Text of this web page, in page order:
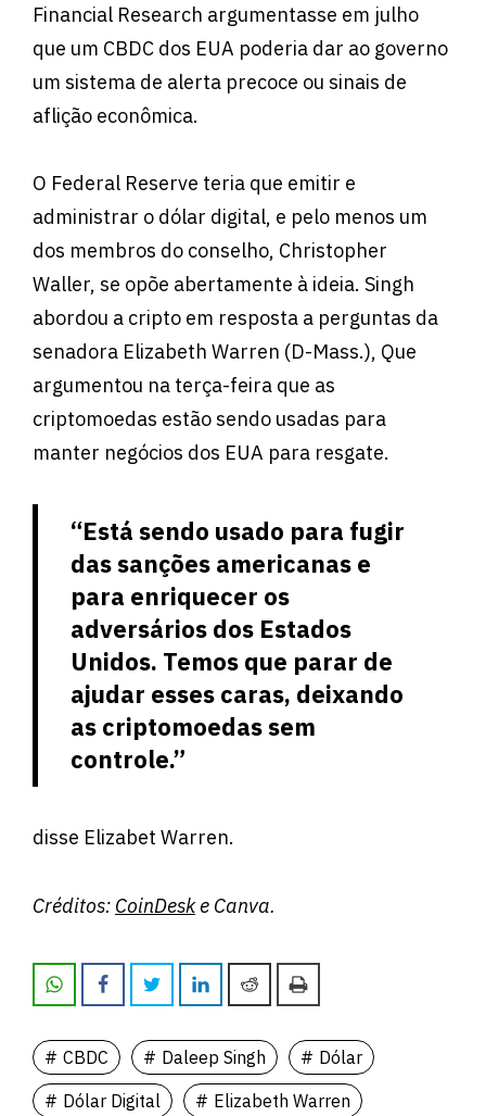
Financial Research argumentasse em julho
que um CBDC dos EUA poderia dar ao governo
um sistema de alerta precoce ou sinais de
aflição econômica.
O Federal Reserve teria que emitir e
administrar o dólar digital, e pelo menos um
dos membros do conselho, Christopher
Waller, se opõe abertamente à ideia. Singh
abordou a cripto em resposta a perguntas da
senadora Elizabeth Warren (D-Mass.), Que
argumentou na terça-feira que as
criptomoedas estão sendo usadas para
manter negócios dos EUA para resgate.
“Está sendo usado para fugir
das sanções americanas e
para enriquecer os
adversários dos Estados
Unidos. Temos que parar de
ajudar esses caras, deixando
as criptomoedas sem
controle.”
disse Elizabet Warren.
Créditos: CoinDeske Canva.
CBDC Daleep Singh
Dólar
Dólar Digital
Elizabeth Warren